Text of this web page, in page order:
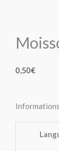
0,50€
Informations